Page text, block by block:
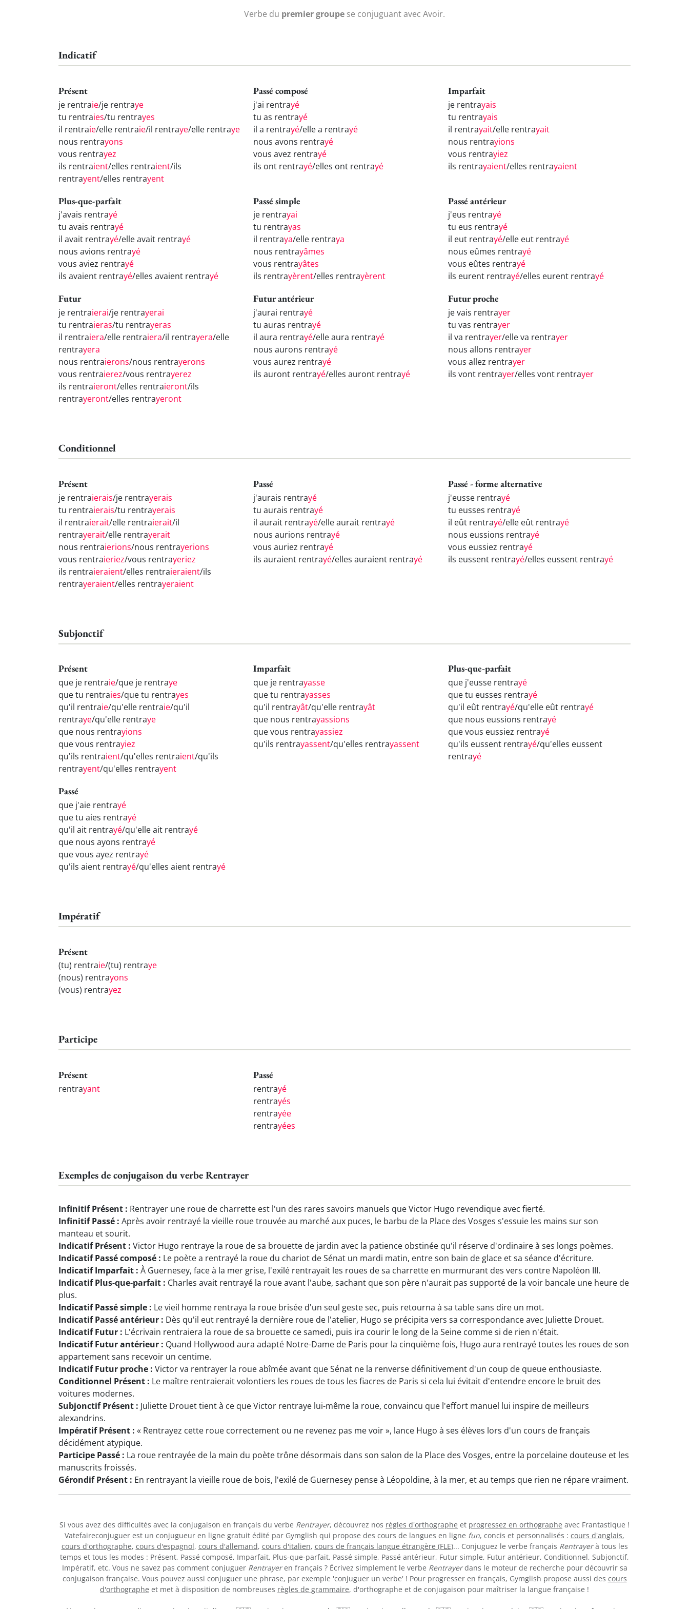
Verbe du premier groupe se conjuguant avec Avoir.
Indicatif
Présent
je rentraie/je rentraye
tu rentraies/tu rentrayes
il rentraie/elle rentraie/il rentraye/elle rentraye
nous rentrayons
vous rentrayez
ils rentraient/elles rentraient/ils
rentrayent/elles rentrayent
Passé composé
j'ai rentrayé
tu as rentrayé
il a rentrayé/elle a rentrayé
nous avons rentrayé
vous avez rentrayé
ils ont rentrayé/elles ont rentrayé
Imparfait
je rentrayais
tu rentrayais
il rentrayait/elle rentrayait
nous rentrayions
vous rentrayiez
ils rentrayaient/elles rentrayaient
Plus-que-parfait
j'avais rentrayé
tu avais rentrayé
il avait rentrayé/elle avait rentrayé
nous avions rentrayé
vous aviez rentrayé
ils avaient rentrayé/elles avaient rentrayé
Passé simple
je rentrayai
tu rentrayas
il rentraya/elle rentraya
nous rentrayâmes
vous rentrayâtes
ils rentrayèrent/elles rentrayèrent
Passé antérieur
j'eus rentrayé
tu eus rentrayé
il eut rentrayé/elle eut rentrayé
nous eûmes rentrayé
vous eûtes rentrayé
ils eurent rentrayé/elles eurent rentrayé
Futur
je rentraierai/je rentrayerai
tu rentraieras/tu rentrayeras
il rentraiera/elle rentraiera/il rentrayera/elle
rentrayera
nous rentraierons/nous rentrayerons
vous rentraierez/vous rentrayerez
ils rentraieront/elles rentraieront/ils
rentrayeront/elles rentrayeront
Futur antérieur
j'aurai rentrayé
tu auras rentrayé
il aura rentrayé/elle aura rentrayé
nous aurons rentrayé
vous aurez rentrayé
ils auront rentrayé/elles auront rentrayé
Futur proche
je vais rentrayer
tu vas rentrayer
il va rentrayer/elle va rentrayer
nous allons rentrayer
vous allez rentrayer
ils vont rentrayer/elles vont rentrayer
Conditionnel
Présent
je rentraierais/je rentrayerais
tu rentraierais/tu rentrayerais
il rentraierait/elle rentraierait/il
rentrayerait/elle rentrayerait
nous rentraierions/nous rentrayerions
vous rentraieriez/vous rentrayeriez
ils rentraieraient/elles rentraieraient/ils
rentrayeraient/elles rentrayeraient
Passé
j'aurais rentrayé
tu aurais rentrayé
il aurait rentrayé/elle aurait rentrayé
nous aurions rentrayé
vous auriez rentrayé
ils auraient rentrayé/elles auraient rentrayé
Passé - forme alternative
j'eusse rentrayé
tu eusses rentrayé
il eût rentrayé/elle eût rentrayé
nous eussions rentrayé
vous eussiez rentrayé
ils eussent rentrayé/elles eussent rentrayé
Subjonctif
Présent
que je rentraie/que je rentraye
que tu rentraies/que tu rentrayes
qu'il rentraie/qu'elle rentraie/qu'il
rentraye/qu'elle rentraye
que nous rentrayions
que vous rentrayiez
qu'ils rentraient/qu'elles rentraient/qu'ils
rentrayent/qu'elles rentrayent
Imparfait
que je rentrayasse
que tu rentrayasses
qu'il rentrayât/qu'elle rentrayât
que nous rentrayassions
que vous rentrayassiez
qu'ils rentrayassent/qu'elles rentrayassent
Plus-que-parfait
que j'eusse rentrayé
que tu eusses rentrayé
qu'il eût rentrayé/qu'elle eût rentrayé
que nous eussions rentrayé
que vous eussiez rentrayé
qu'ils eussent rentrayé/qu'elles eussent
rentrayé
Passé
que j'aie rentrayé
que tu aies rentrayé
qu'il ait rentrayé/qu'elle ait rentrayé
que nous ayons rentrayé
que vous ayez rentrayé
qu'ils aient rentrayé/qu'elles aient rentrayé
Impératif
Présent
(tu) rentraie/(tu) rentraye
(nous) rentrayons
(vous) rentrayez
Participe
Présent
rentrayant
Passé
rentrayé
rentrayés
rentrayée
rentrayées
Exemples de conjugaison du verbe Rentrayer
Infinitif Présent : Rentrayer une roue de charrette est l'un des rares savoirs manuels que Victor Hugo revendique avec fierté.
Infinitif Passé : Après avoir rentrayé la vieille roue trouvée au marché aux puces, le barbu de la Place des Vosges s'essuie les mains sur son
manteau et sourit.
Indicatif Présent : Victor Hugo rentraye la roue de sa brouette de jardin avec la patience obstinée qu'il réserve d'ordinaire à ses longs poèmes.
Indicatif Passé composé : Le poète a rentrayé la roue du chariot de Sénat un mardi matin, entre son bain de glace et sa séance d'écriture.
Indicatif Imparfait : À Guernesey, face à la mer grise, l'exilé rentrayait les roues de sa charrette en murmurant des vers contre Napoléon III.
Indicatif Plus-que-parfait : Charles avait rentrayé la roue avant l'aube, sachant que son père n'aurait pas supporté de la voir bancale une heure de
plus.
Indicatif Passé simple : Le vieil homme rentraya la roue brisée d'un seul geste sec, puis retourna à sa table sans dire un mot.
Indicatif Passé antérieur : Dès qu'il eut rentrayé la dernière roue de l'atelier, Hugo se précipita vers sa correspondance avec Juliette Drouet.
Indicatif Futur : L'écrivain rentraiera la roue de sa brouette ce samedi, puis ira courir le long de la Seine comme si de rien n'était.
Indicatif Futur antérieur : Quand Hollywood aura adapté Notre-Dame de Paris pour la cinquième fois, Hugo aura rentrayé toutes les roues de son
appartement sans recevoir un centime.
Indicatif Futur proche : Victor va rentrayer la roue abîmée avant que Sénat ne la renverse définitivement d'un coup de queue enthousiaste.
Conditionnel Présent : Le maître rentraierait volontiers les roues de tous les fiacres de Paris si cela lui évitait d'entendre encore le bruit des
voitures modernes.
Subjonctif Présent : Juliette Drouet tient à ce que Victor rentraye lui-même la roue, convaincu que l'effort manuel lui inspire de meilleurs
alexandrins.
Impératif Présent : « Rentrayez cette roue correctement ou ne revenez pas me voir », lance Hugo à ses élèves lors d'un cours de français
décidément atypique.
Participe Passé : La roue rentrayée de la main du poète trône désormais dans son salon de la Place des Vosges, entre la porcelaine douteuse et les
manuscrits froissés.
Gérondif Présent : En rentrayant la vieille roue de bois, l'exilé de Guernesey pense à Léopoldine, à la mer, et au temps que rien ne répare vraiment.
Si vous avez des difficultés avec la conjugaison en français du verbe Rentrayer, découvrez nos règles d'orthographe et progressez en orthographe avec Frantastique !
Vatefaireconjuguer est un conjugueur en ligne gratuit édité par Gymglish qui propose des cours de langues en ligne fun, concis et personnalisés : cours d'anglais,
cours d'orthographe, cours d'espagnol, cours d'allemand, cours d'italien, cours de français langue étrangère (FLE)... Conjuguez le verbe français Rentrayerà tous les
temps et tous les modes : Présent, Passé composé, Imparfait, Plus-que-parfait, Passé simple, Passé antérieur, Futur simple, Futur antérieur, Conditionnel, Subjonctif,
Impératif, etc. Vous ne savez pas comment conjuguer Rentrayeren français ? Écrivez simplement le verbe Rentrayerdans le moteur de recherche pour découvrir sa
conjugaison française. Vous pouvez aussi conjuguer une phrase, par exemple 'conjuguer un verbe' ! Pour progresser en français, Gymglish propose aussi des cours
d'orthographe et met à disposition de nombreuses règles de grammaire, d'orthographe et de conjugaison pour maîtriser la langue française !